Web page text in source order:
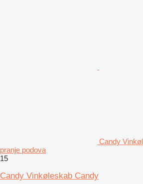
Candy
pranje podova
15
Candy Vinkøleskab Candy